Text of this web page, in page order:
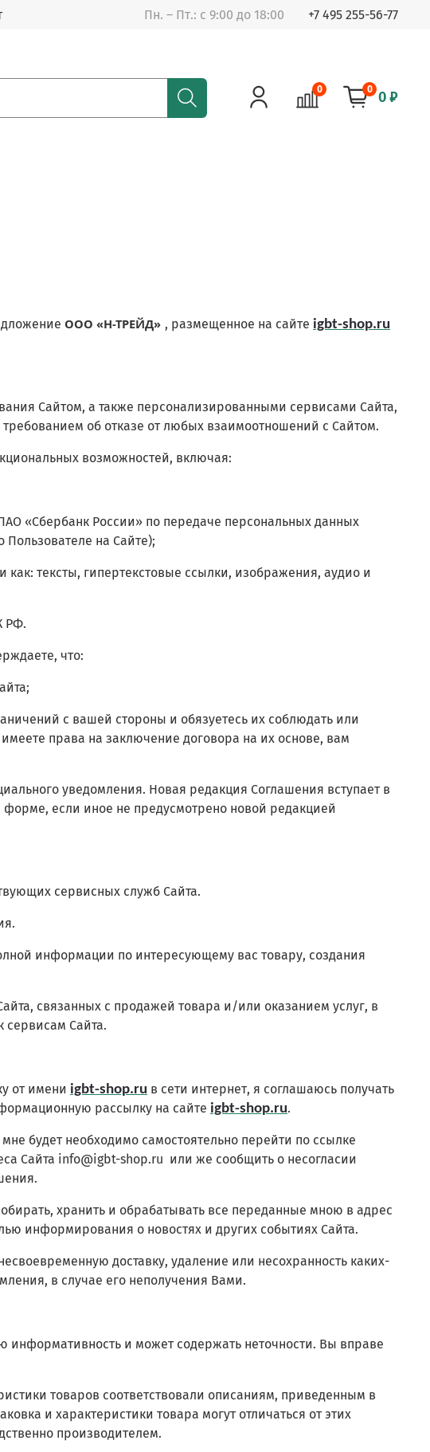
Пн. – Пт.: с 9:00 до 18:00 +7 495 255-56-77
0 0 0 ₽
ООО «Н-ТРЕЙД» , размещенное на сайте igbt-shop.ru
Сайтом, а также персонализированными сервисами Сайта,
об отказе от любых взаимоотношений с Сайтом.
возможностей, включая:
«Сбербанк России» по передаче персональных данных
Пользователе на Сайте);
тексты, гипертекстовые ссылки, изображения, аудио и
РФ.
что:
с вашей стороны и обязуетесь их соблюдать или
права на заключение договора на их основе, вам
уведомления. Новая редакция Соглашения вступает в
если иное не предусмотрено новой редакцией
сервисных служб Сайта.
информации по интересующему вас товару, создания
связанных с продажей товара и/или оказанием услуг, в
сервисам Сайта.
от имени igbt-shop.ru в сети интернет, я соглашаюсь получать
рассылку на сайте igbt-shop.ru.
мне будет необходимо самостоятельно перейти по ссылке
Сайта info@igbt-shop.ru или же сообщить о несогласии
хранить и обрабатывать все переданные мною в адрес
информирования о новостях и других событиях Сайта.
доставку, удаление или несохранность каких-
в случае его неполучения Вами.
и может содержать неточности. Вы вправе
товаров соответствовали описаниям, приведенным в
и характеристики товара могут отличаться от этих
производителем.